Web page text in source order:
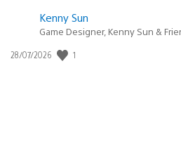
Kenny Sun
Game Designer, Kenny Sun &
Date
28/07/2026 1